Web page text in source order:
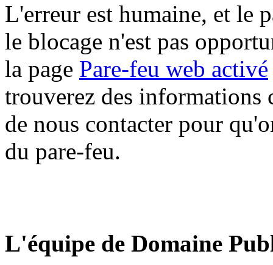
L'erreur est humaine, et le
le blocage n'est pas
la page Pare-feu web activé
trouverez des informations
de nous contacter pour
du pare-feu.
L'équipe de Domaine